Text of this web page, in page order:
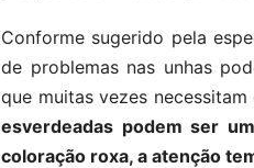
Conforme sugerido pela
de problemas nas unhas
que muitas vezes
esverdeadas podem ser
coloração roxa, a atenção